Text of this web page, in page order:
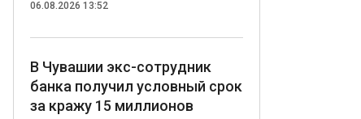
06.08.2026 13:52
В Чувашии экс-сотрудник
банка получил условный срок
за кражу 15 миллионов